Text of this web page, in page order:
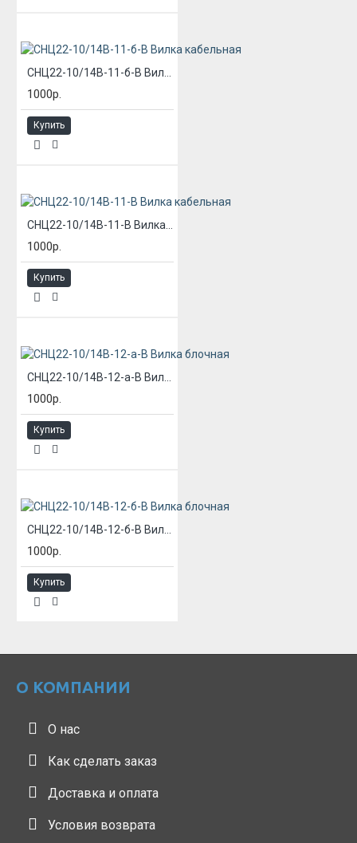
1000р.
Купить
1000р.
Купить
1000р.
Купить
1000р.
Купить
О КОМПАНИИ
О нас
Как сделать заказ
Доставка и оплата
Условия возврата